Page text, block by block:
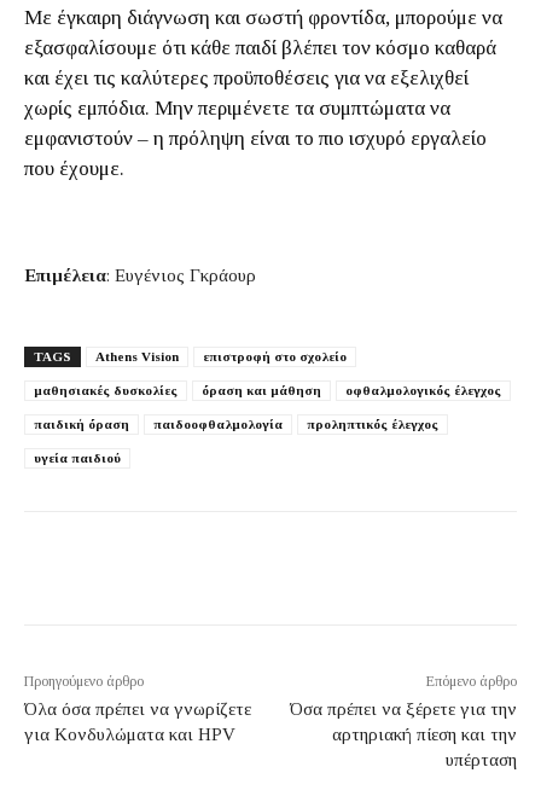
Με έγκαιρη διάγνωση και σωστή φροντίδα, μπορούμε να
εξασφαλίσουμε ότι κάθε παιδί βλέπει τον κόσμο καθαρά
και έχει τις καλύτερες προϋποθέσεις για να εξελιχθεί
χωρίς εμπόδια. Μην περιμένετε τα συμπτώματα να
εμφανιστούν – η πρόληψη είναι το πιο ισχυρό εργαλείο
που έχουμε.
Επιμέλεια: Ευγένιος Γκράουρ
TAGS Athens Vision επιστροφή στο σχολείο
μαθησιακές δυσκολίες όραση και μάθηση οφθαλμολογικός έλεγχος
παιδική όραση παιδοοφθαλμολογία προληπτικός έλεγχος
υγεία παιδιού
Προηγούμενο άρθρο
Όλα όσα πρέπει να γνωρίζετε
για Κονδυλώματα και HPV
Επόμενο άρθρο
Όσα πρέπει να ξέρετε για την
αρτηριακή πίεση και την
υπέρταση